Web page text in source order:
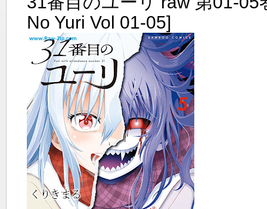
No Yuri Vol 01-05]